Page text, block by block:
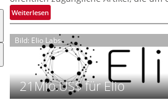
N
i
h
t
2
0
2
l
i
t
s
i
c
h
a
ä
r
t
P
r
ä
s
e
Weiterlesen:
H
o
m
e
p
a
g
Bild: Elio Labs.
21Mio.US$ für Elio